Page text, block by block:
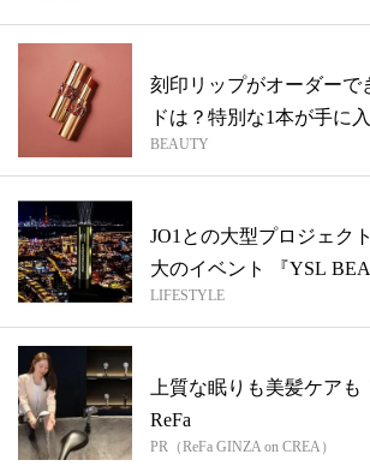
刻印リップがオーダーで
ドは？特別な1本が手に
サー...
BEAUTY
JO1との大型プロジェク
大のイベント 『YSL
LIFESTYLE
上質な眠りも美髪ケア
ReFa
PR（ReFa GINZA on CREA）